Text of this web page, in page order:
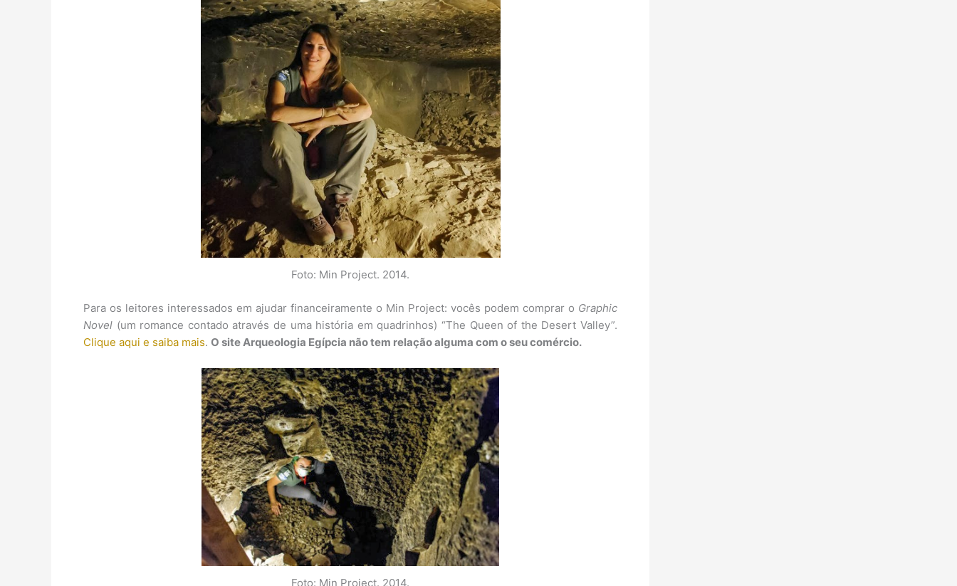
Foto: Min Project. 2014.
Para os leitores interessados em ajudar financeiramente o Min Project: vocês podem comprar o Graphic
Novel (um romance contado através de uma história em quadrinhos) “The Queen of the Desert Valley”.
Clique aqui e saiba mais. O site Arqueologia Egípcia não tem relação alguma com o seu comércio.
Foto: Min Project. 2014.